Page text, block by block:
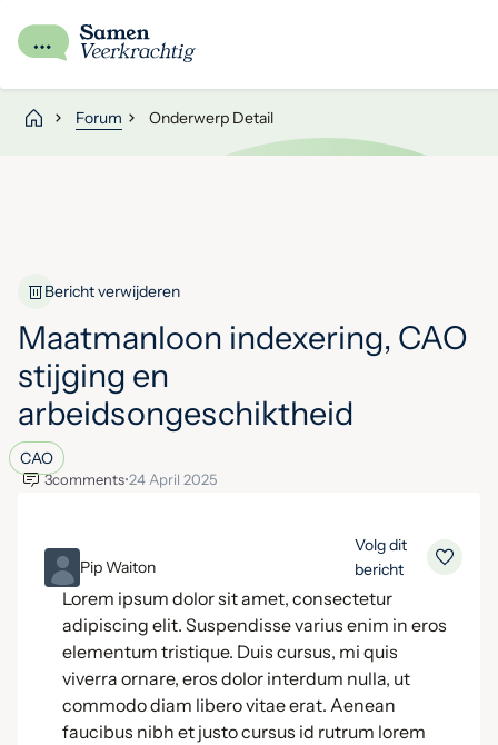
Forum Onderwerp Detail
Bericht verwijderen
Maatmanloon indexering, CAO
stijging en
arbeidsongeschiktheid
CAO
3comments•24 April 2025
ML Pip Waiton
Volg dit
bericht
Lorem ipsum dolor sit amet, consectetur
adipiscing elit. Suspendisse varius enim in eros
elementum tristique. Duis cursus, mi quis
viverra ornare, eros dolor interdum nulla, ut
commodo diam libero vitae erat. Aenean
faucibus nibh et justo cursus id rutrum lorem